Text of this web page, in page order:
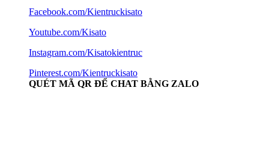
Facebook.com/Kientruckisato
Youtube.com/Kisato
Instagram.com/Kisatokientruc
Pinterest.com/Kientruckisato
QUÉT MÃ QR ĐỂ CHAT BẰNG ZALO